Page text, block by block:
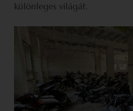
különleges világát.